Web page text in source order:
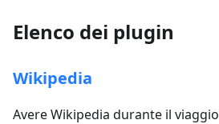
Elenco dei plugin
Wikipedia
Avere Wikipedia durante il